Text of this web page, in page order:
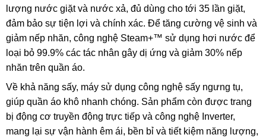
lượng nước giặt và nước xả, đủ dùng cho tới 35 lần giặt,
đảm bảo sự tiện lợi và chính xác. Để tăng cường vệ sinh và
giảm nếp nhăn, công nghệ Steam+™ sử dụng hơi nước để
loại bỏ 99.9% các tác nhân gây dị ứng và giảm 30% nếp
nhăn trên quần áo.
Về khả năng sấy, máy sử dụng công nghệ sấy ngưng tụ,
giúp quần áo khô nhanh chóng. Sản phẩm còn được trang
bị động cơ truyền động trực tiếp và công nghệ Inverter,
mang lại sự vận hành êm ái, bền bỉ và tiết kiệm năng lượng,